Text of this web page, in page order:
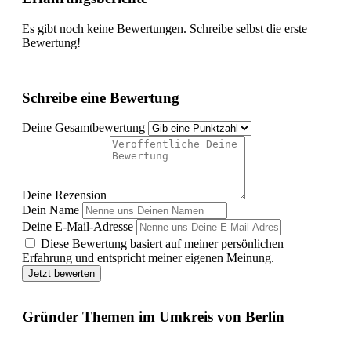
Es gibt noch keine Bewertungen. Schreibe selbst die erste
Bewertung!
Schreibe eine Bewertung
Deine Gesamtbewertung
Deine Rezension
Dein Name
Deine E-Mail-Adresse
Diese Bewertung basiert auf meiner persönlichen
Erfahrung und entspricht meiner eigenen Meinung.
Jetzt bewerten
Gründer Themen im Umkreis von Berlin